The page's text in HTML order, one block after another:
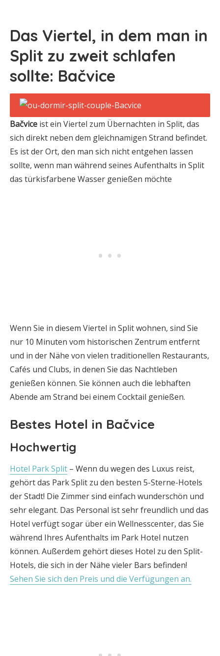
Das Viertel, in dem man in
Split zu zweit schlafen
sollte: Bačvice
Bačvice ist ein Viertel zum Übernachten in Split, das
sich direkt neben dem gleichnamigen Strand befindet.
Es ist der Ort, den man sich nicht entgehen lassen
sollte, wenn man während seines Aufenthalts in Split
das türkisfarbene Wasser genießen möchte
Wenn Sie in diesem Viertel in Split wohnen, sind Sie
nur 10 Minuten vom historischen Zentrum entfernt
und in der Nähe von vielen traditionellen Restaurants,
Cafés und Clubs, in denen Sie das Nachtleben
genießen können. Sie können auch die lebhaften
Abende am Strand bei einem Cocktail genießen.
Bestes Hotel in Bačvice
Hochwertig
Hotel Park Split – Wenn du wegen des Luxus reist,
gehört das Park Split zu den besten 5-Sterne-Hotels
der Stadt! Die Zimmer sind einfach wunderschön und
sehr elegant. Das Personal ist sehr freundlich und das
Hotel verfügt sogar über ein Wellnesscenter, das Sie
während Ihres Aufenthalts im Park Hotel nutzen
können. Außerdem gehört dieses Hotel zu den Split-
Hotels, die sich in der Nähe vieler Bars befinden!
Sehen Sie sich den Preis und die Verfügungen an.